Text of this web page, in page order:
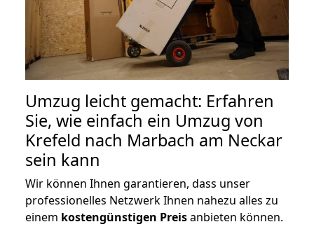
Umzug leicht gemacht: Erfahren
Sie, wie einfach ein Umzug von
Krefeld nach Marbach am Neckar
sein kann
Wir können Ihnen garantieren, dass unser
professionelles Netzwerk Ihnen nahezu alles zu
einem kostengünstigen Preisanbieten können.